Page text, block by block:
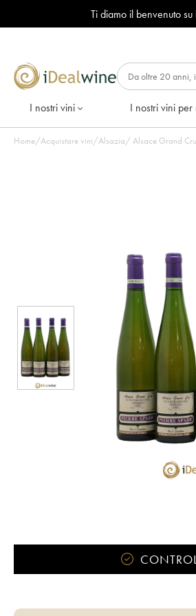
Ti diamo il benvenuto
I nostri vini I nostri vini
Home/Acquistare vini/Alsazia/